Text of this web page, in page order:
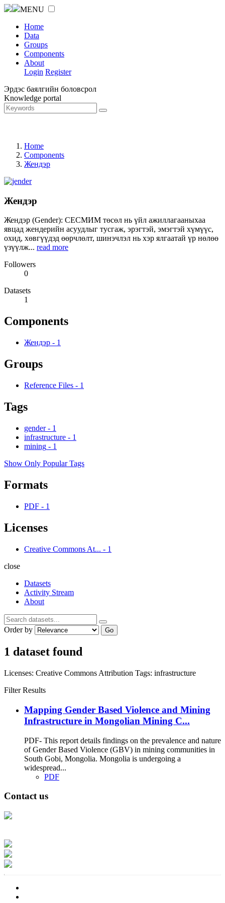
MENU
Home
Data
Groups
Components
About
Login Register
Эрдэс баялгийн боловсрол
Knowledge portal
Home
Components
Жендэр
Жендэр
Жендэр (Gender): СЕСМИМ төсөл нь үйл ажиллагааныхаа
явцад жендерийн асуудлыг тусгаж, эрэгтэй, эмэгтэй хүмүүс,
охид, хөвгүүдэд өөрчлөлт, шинэчлэл нь хэр ялгаатай үр нөлөө
үзүүлж... read more
Followers
0
Datasets
1
Components
Жендэр - 1
Groups
Reference Files - 1
Tags
gender - 1
infrastructure - 1
mining - 1
Show Only Popular Tags
Formats
PDF - 1
Licenses
Creative Commons At... - 1
close
Datasets
Activity Stream
About
Order by Go
1 dataset found
Licenses: Creative Commons Attribution Tags: infrastructure
Filter Results
Mapping Gender Based Violence and Mining
Infrastructure in Mongolian Mining C...
PDF- This report details findings on the prevalence and nature
of Gender Based Violence (GBV) in mining communities in
South Gobi, Mongolia. Mongolia is undergoing a
widespread...
PDF
Contact us